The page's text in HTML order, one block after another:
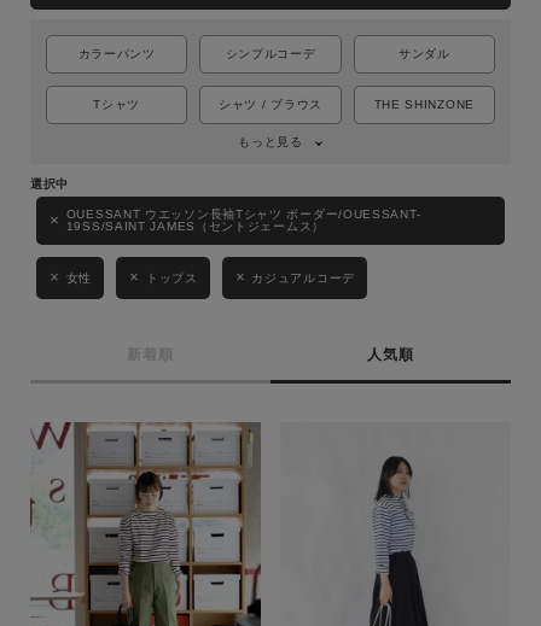
カラーパンツ シンプルコーデ サンダル
Tシャツ シャツ / ブラウス THE SHINZONE
もっと見る
OUESSANT ウエッソン長袖Tシャツ ボーダー/OUESSANT-
19SS/SAINT JAMES（セントジェームス）
女性 トップス カジュアルコーデ
新着順 人気順